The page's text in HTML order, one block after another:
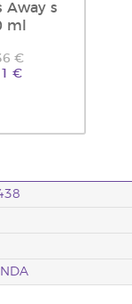
Away s
ml
€
€